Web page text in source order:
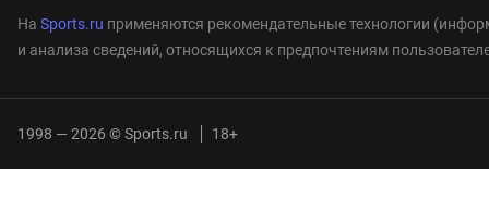
На Sports.ru применяются рекомендательные технологии
и анализа сведений, относящихся к предпочтениям
1998 — 2026 © Sports.ru 18+